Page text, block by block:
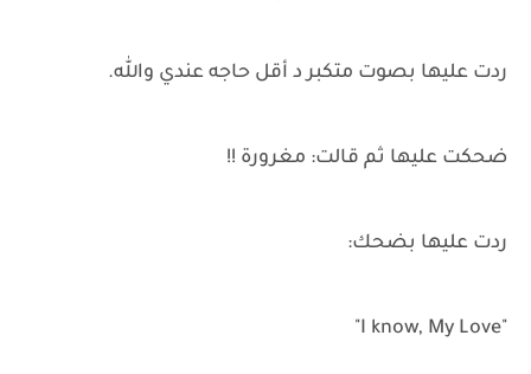
ردت عليها بصوت متكبر د أقل حاجه عندي والله.
ضحكت عليها ثم قالت: مغرورة !!
ردت عليها بضحك:
"I know, My Love"